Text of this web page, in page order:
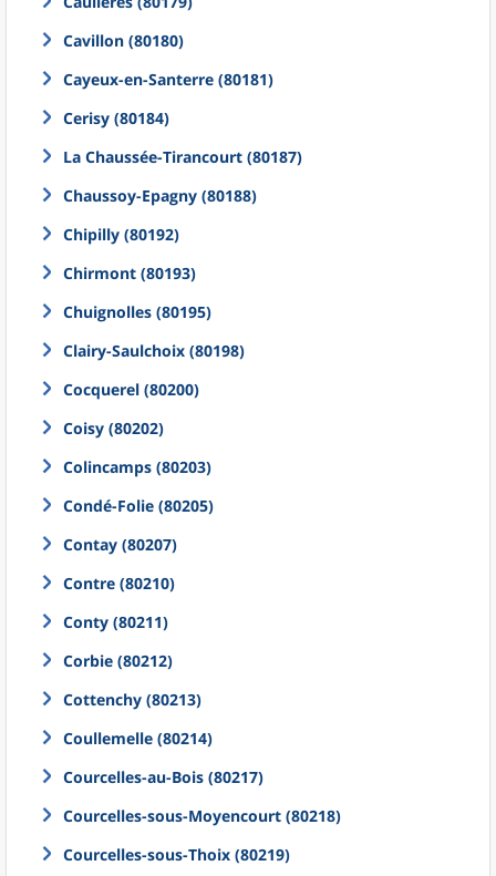
Cavillon (80180)
Cayeux-en-Santerre (80181)
Cerisy (80184)
La Chaussée-Tirancourt (80187)
Chaussoy-Epagny (80188)
Chipilly (80192)
Chirmont (80193)
Chuignolles (80195)
Clairy-Saulchoix (80198)
Cocquerel (80200)
Coisy (80202)
Colincamps (80203)
Condé-Folie (80205)
Contay (80207)
Contre (80210)
Conty (80211)
Corbie (80212)
Cottenchy (80213)
Coullemelle (80214)
Courcelles-au-Bois (80217)
Courcelles-sous-Moyencourt (80218)
Courcelles-sous-Thoix (80219)